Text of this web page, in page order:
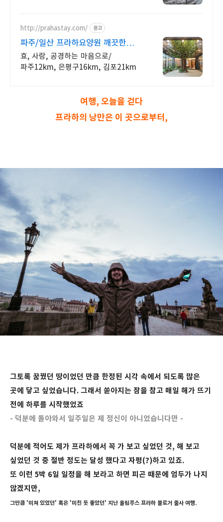
http://prahastay.com/ 광고
파주/일산 프라하요양원 깨끗한
시설, 합리적인 가격
효, 사랑, 공경하는 마음으로/
파주12km, 은평구16km, 김포21km
여행, 오늘을 걷다
프라하의 낭만은 이 곳으로부터,
그토록 꿈꿨던 땅이었던 만큼 한정된 시각 속에서 되도록 많은
곳에 닿고 싶었습니다. 그래서 쏟아지는 잠을 참고 매일 해가 뜨기
전에 하루를 시작했었죠
- 덕분에 돌아와서 일주일은 제 정신이 아니었습니다만 -
덕분에 적어도 제가 프라하에서 꼭 가 보고 싶었던 것, 해 보고
싶었던 것 중 절반 정도는 달성 했다고 자평(?)하고 있죠.
또 이런 5박 6일 일정을 해 보라고 하면 피곤 때문에 엄두가 나지
않겠지만,
그만큼 '미쳐 있었던' 혹은 '미친 듯 좋았던' 지난 올림푸스 프라하 블로거 출사 여행.